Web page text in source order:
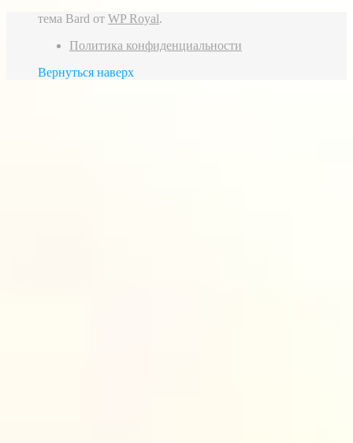
тема Bard от WP Royal.
Политика конфиденциальности
Вернуться наверх